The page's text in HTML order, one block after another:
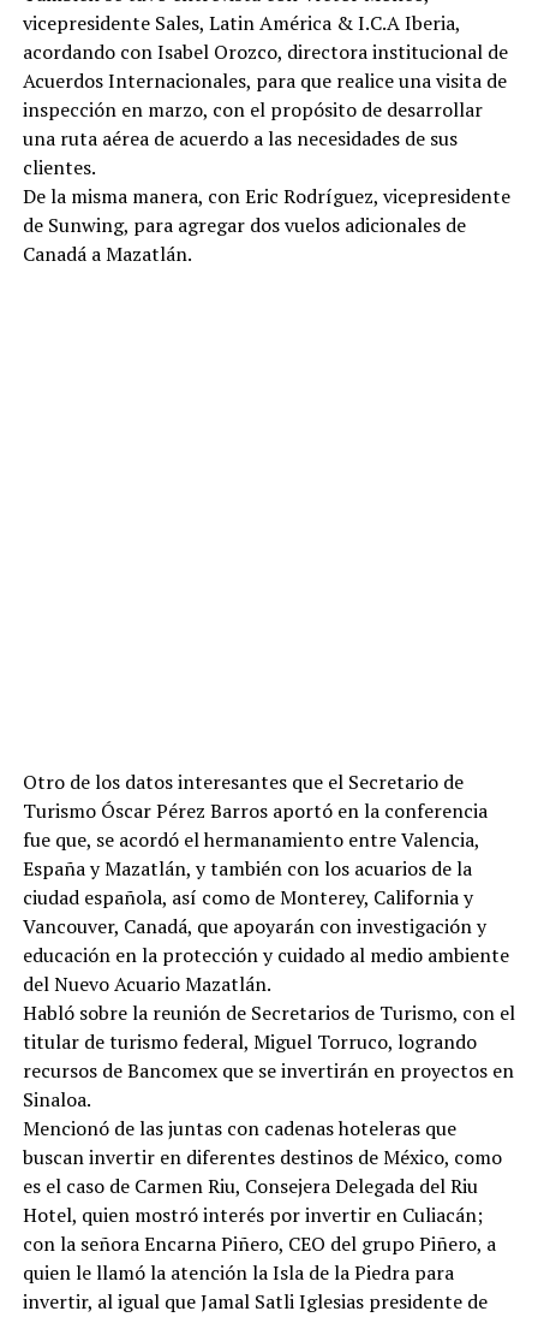
vicepresidente Sales, Latin América & I.C.A Iberia,
acordando con Isabel Orozco, directora institucional de
Acuerdos Internacionales, para que realice una visita de
inspección en marzo, con el propósito de desarrollar
una ruta aérea de acuerdo a las necesidades de sus
clientes.
De la misma manera, con Eric Rodríguez, vicepresidente
de Sunwing, para agregar dos vuelos adicionales de
Canadá a Mazatlán.
Otro de los datos interesantes que el Secretario de
Turismo Óscar Pérez Barros aportó en la conferencia
fue que, se acordó el hermanamiento entre Valencia,
España y Mazatlán, y también con los acuarios de la
ciudad española, así como de Monterey, California y
Vancouver, Canadá, que apoyarán con investigación y
educación en la protección y cuidado al medio ambiente
del Nuevo Acuario Mazatlán.
Habló sobre la reunión de Secretarios de Turismo, con el
titular de turismo federal, Miguel Torruco, logrando
recursos de Bancomex que se invertirán en proyectos en
Sinaloa.
Mencionó de las juntas con cadenas hoteleras que
buscan invertir en diferentes destinos de México, como
es el caso de Carmen Riu, Consejera Delegada del Riu
Hotel, quien mostró interés por invertir en Culiacán;
con la señora Encarna Piñero, CEO del grupo Piñero, a
quien le llamó la atención la Isla de la Piedra para
invertir, al igual que Jamal Satli Iglesias presidente de